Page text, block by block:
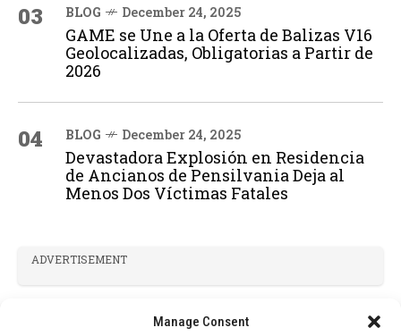
Manage Consent
03 BLOG December 24, 2025
GAME se Une a la Oferta de Balizas V16
Geolocalizadas, Obligatorias a Partir de
2026
04 BLOG December 24, 2025
Devastadora Explosión en Residencia
de Ancianos de Pensilvania Deja al
Menos Dos Víctimas Fatales
ADVERTISEMENT